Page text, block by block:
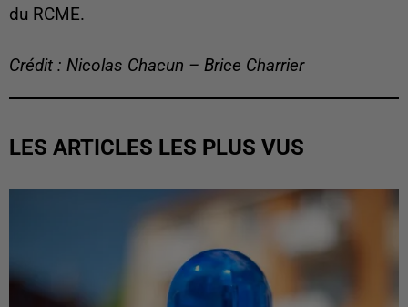
du RCME.
Crédit : Nicolas Chacun – Brice Charrier
LES ARTICLES LES PLUS VUS